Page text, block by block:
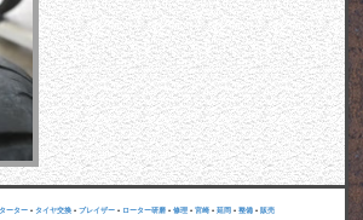
ーター • タイヤ交換 • ブレイザー • ローター研磨 • 修理 • 宮崎 • 延岡 • 整備 • 販売